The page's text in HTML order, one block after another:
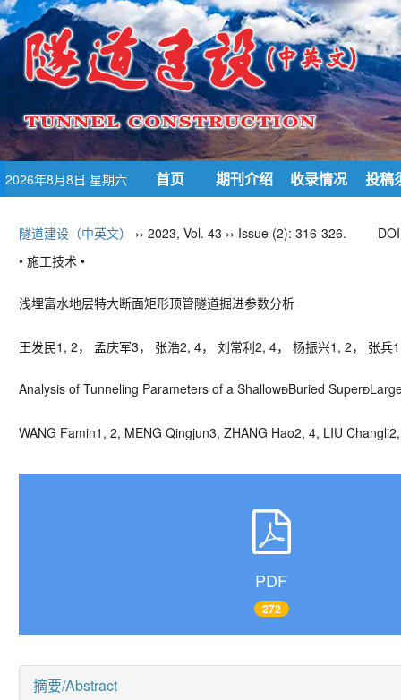
2026年8月8日 星期六 首页 期刊介绍 收录情况 投稿
隧道建设（中英文） ›› 2023, Vol. 43 ›› Issue (2): 316-326.
• 施工技术 •
浅埋富水地层特大断面矩形顶管隧道掘进参数分析
王发民1, 2， 孟庆军3， 张浩2, 4， 刘常利2, 4， 杨振兴1, 2， 张兵
Analysis of Tunneling Parameters of a ShallowBuried Super
WANG Famin1, 2, MENG Qingjun3, ZHANG Hao2, 4, LIU Changli
PDF
272
摘要/Abstract